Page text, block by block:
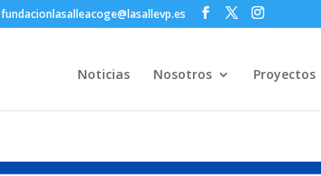
fundacionlasalleacoge@lasallevp.es
Noticias Nosotros Proyectos